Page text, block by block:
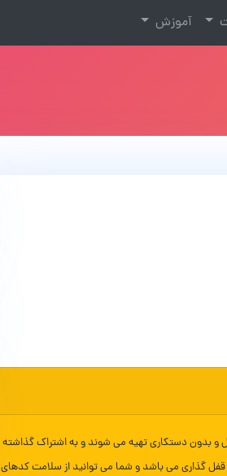
آموزش
و بدون دستکاری تهیه می شوند و به اشتراک گذاشته
گذاری می باشد و شما می توانید از سلامت کدهای